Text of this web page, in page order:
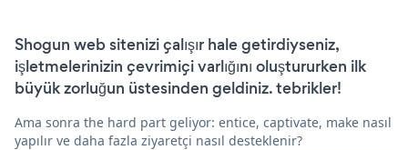
Shogun web sitenizi çalışır hale getirdiyseniz,
işletmelerinizin çevrimiçi varlığını oluştururken ilk
büyük zorluğun üstesinden geldiniz. tebrikler!
Ama sonra the hard part geliyor: entice, captivate, make nasıl
yapılır ve daha fazla ziyaretçi nasıl desteklenir?